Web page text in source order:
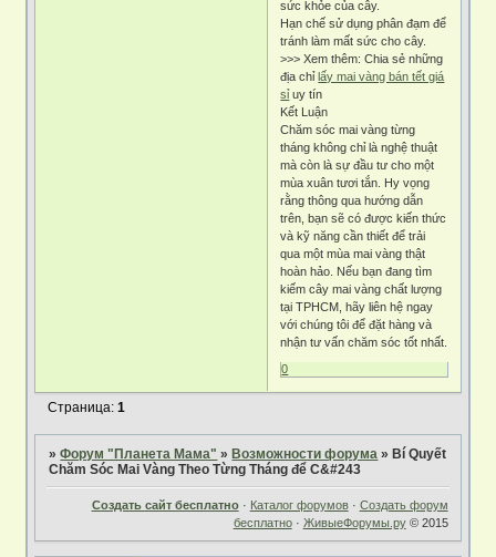
sức khỏe của cây.
Hạn chế sử dụng phân đạm để
tránh làm mất sức cho cây.
>>> Xem thêm: Chia sẻ những
địa chỉlấy mai vàng bán tết giá
sỉuy tín
Kết Luận
Chăm sóc mai vàng từng
tháng không chỉ là nghệ thuật
mà còn là sự đầu tư cho một
mùa xuân tươi tắn. Hy vọng
rằng thông qua hướng dẫn
trên, bạn sẽ có được kiến thức
và kỹ năng cần thiết để trải
qua một mùa mai vàng thật
hoàn hảo. Nếu bạn đang tìm
kiếm cây mai vàng chất lượng
tại TPHCM, hãy liên hệ ngay
với chúng tôi để đặt hàng và
nhận tư vấn chăm sóc tốt nhất.
0
Страница:1
»Форум "Планета Мама" » Возможности форума » Bí Quyết
Chăm Sóc Mai Vàng Theo Từng Tháng để C&#243
Создать сайт бесплатно· Каталог форумов· Создать форум
бесплатно· ЖивыеФорумы.ру© 2015